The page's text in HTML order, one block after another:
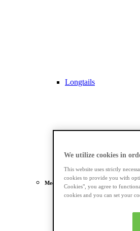
Longtails
Meest gezocht
We utilize cookies in
This website uses strictly
cookies to provide you with
Cookies", you agree to
cookies and you can set your